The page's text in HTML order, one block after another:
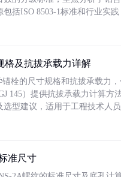
括ISO 8503-1标准和行业实
格及抗拔承载力详解
栓的尺寸规格和抗拔承载力
145）提供抗拔承载力计算
型建议，适用于工程技术人员
准尺寸